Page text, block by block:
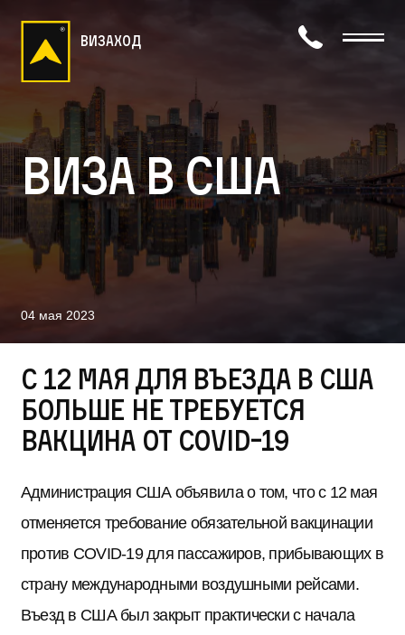
визаход
Виза в США
04 мая 2023
С 12 мая для въезда в США
больше не требуется
вакцина от COVID-19
Администрация США объявила о том, что с 12 мая
отменяется требование обязательной вакцинации
против COVID-19 для пассажиров, прибывающих в
страну международными воздушными рейсами.
Въезд в США был закрыт практически с начала